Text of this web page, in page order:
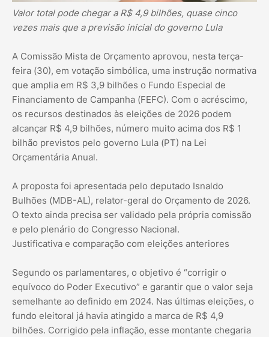
Valor total pode chegar a R$ 4,9 bilhões, quase cinco
vezes mais que a previsão inicial do governo Lula
A Comissão Mista de Orçamento aprovou, nesta terça-
feira (30), em votação simbólica, uma instrução normativa
que amplia em R$ 3,9 bilhões o Fundo Especial de
Financiamento de Campanha (FEFC). Com o acréscimo,
os recursos destinados às eleições de 2026 podem
alcançar R$ 4,9 bilhões, número muito acima dos R$ 1
bilhão previstos pelo governo Lula (PT) na Lei
Orçamentária Anual.
A proposta foi apresentada pelo deputado Isnaldo
Bulhões (MDB-AL), relator-geral do Orçamento de 2026.
O texto ainda precisa ser validado pela própria comissão
e pelo plenário do Congresso Nacional.
Justificativa e comparação com eleições anteriores
Segundo os parlamentares, o objetivo é “corrigir o
equívoco do Poder Executivo” e garantir que o valor seja
semelhante ao definido em 2024. Nas últimas eleições, o
fundo eleitoral já havia atingido a marca de R$ 4,9
bilhões. Corrigido pela inflação, esse montante chegaria